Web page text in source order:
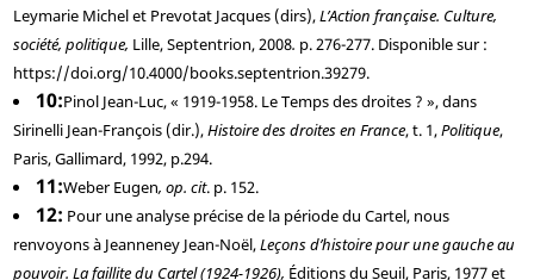
LeymarieMichel et PrevotatJacques (dirs),L’Action française. Culture,
société, politique, Lille, Septentrion, 2008. p. 276-277. Disponible sur :
https://doi.org/10.4000/books.septentrion.39279.
10 PinolJean-Luc, « 1919-1958. Le Temps des droites ? », dans
Sirinelli Jean-François (dir.),Histoire des droites en France, t. 1,Politique,
Paris, Gallimard, 1992, p.294.
11 WeberEugen, op. cit. p. 152.
12 Pour une analyse précise de la période du Cartel, nous
renvoyons à JeanneneyJean-Noël,Leçons d’histoire pour une gauche au
pouvoir. La faillite du Cartel (1924-1926), Éditions du Seuil, Paris, 1977 et